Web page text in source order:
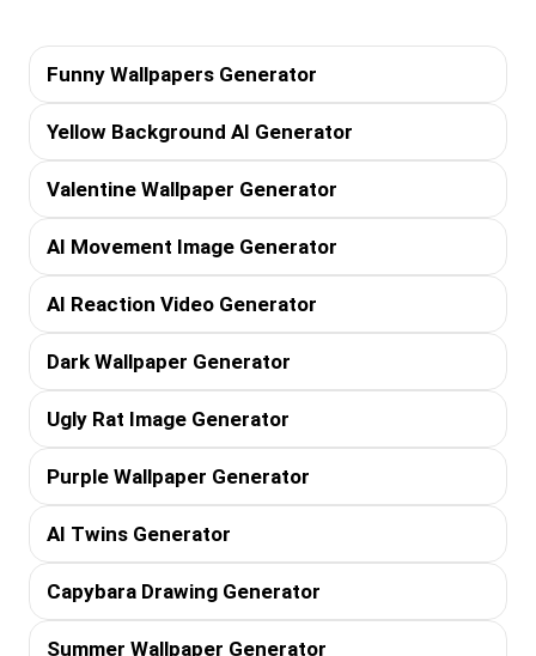
Funny Wallpapers Generator
Yellow Background AI Generator
Valentine Wallpaper Generator
AI Movement Image Generator
AI Reaction Video Generator
Dark Wallpaper Generator
Ugly Rat Image Generator
Purple Wallpaper Generator
AI Twins Generator
Capybara Drawing Generator
Summer Wallpaper Generator